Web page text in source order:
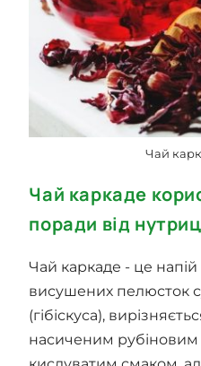
Чай
Чай каркаде
поради від
Чай каркаде - це
висушених пелюсток
(гібіскуса),
насиченим